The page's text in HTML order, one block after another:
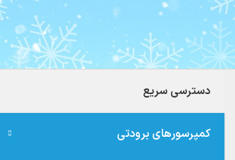
دسترسی سریع
کمپرسورهای برودتی